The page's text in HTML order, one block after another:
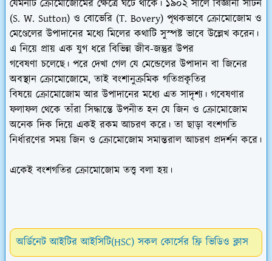
যেমনটি ক্রোমোজোমের ক্ষেত্রে ঘটে থাকে। ১৯০২ সালে বিজ্ঞানী সাটন
(S. W. Sutton) ও বোভেরি (T. Bovery) পৃথকভাবে ক্রোমোজোম ও
মেণ্ডেলের উপাদানের মধ্যে মিলের কথাটি সুস্পষ্ট ভাবে উল্লেখ করেন।
এ নিয়ে প্রায় এক যুগ ধরে বিভিন্ন জীব-জন্তুর উপর
গবেষণা চলেছে। পরে দেখা গেল যে মেন্ডেলের উপাদান বা জিনের
অবস্থান ক্রোমোজোমে, তাই বংশানুক্রমিক গতিপ্রকৃতির
বিষয়ে ক্রোমোজোম আর উপাদানের মধ্যে এত সাদৃশ্য। গবেষণার
ফলাফল থেকে তাঁরা সিদ্ধান্তে উপনীত হন যে জিন ও ক্রোমোজোম
অনেক দিক দিয়ে একই রকম আচরণ করে। তা ছাড়া বংশগতি
নির্ধারণের সময় জিন ও ক্রোমোজোম সমান্তরাল আচরণ প্রদর্শন করে।
একেইবংশগতির ক্রোমোজোম তত্ত্ব বলা হয়।
অর্ডিনেট আইটির আইসিটি(HSC) সকল কোর্সের ফ্রি ভিডিও ক্লাস